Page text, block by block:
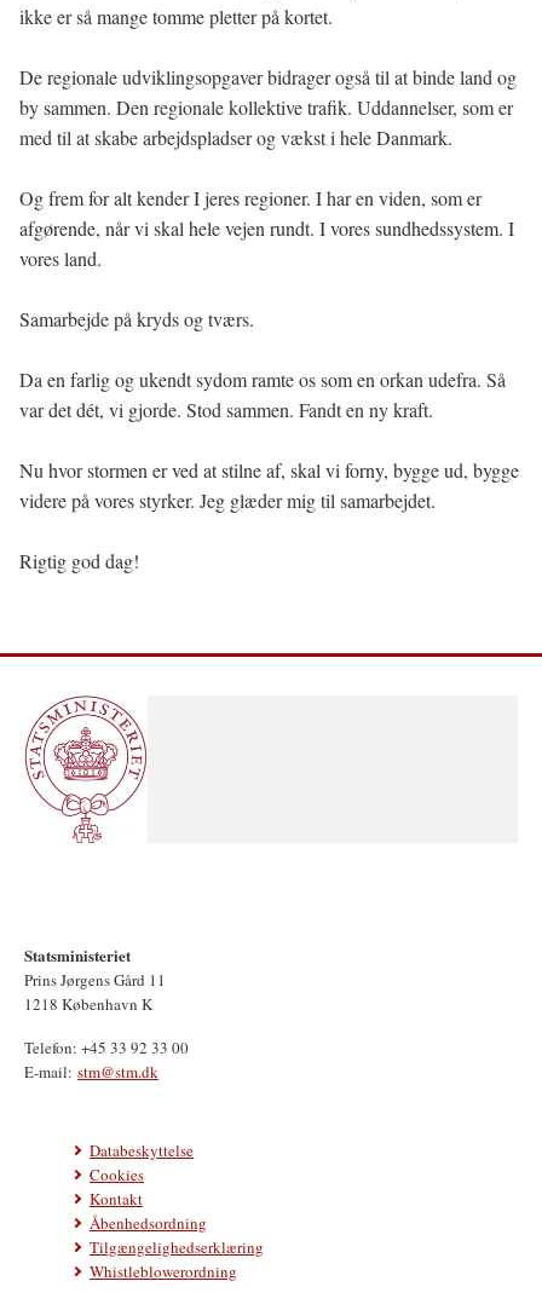
ikke er så mange tomme pletter på kortet.
De regionale udviklingsopgaver bidrager også til at binde land og
by sammen. Den regionale kollektive trafik. Uddannelser, som er
med til at skabe arbejdspladser og vækst i hele Danmark.
Og frem for alt kender I jeres regioner. I har en viden, som er
afgørende, når vi skal hele vejen rundt. I vores sundhedssystem. I
vores land.
Samarbejde på kryds og tværs.
Da en farlig og ukendt sydom ramte os som en orkan udefra. Så
var det dét, vi gjorde. Stod sammen. Fandt en ny kraft.
Nu hvor stormen er ved at stilne af, skal vi forny, bygge ud, bygge
videre på vores styrker. Jeg glæder mig til samarbejdet.
Rigtig god dag!
Statsministeriet
Prins Jørgens Gård 11
1218 København K
Telefon: +45 33 92 33 00
E-mail: stm@stm.dk
Databeskyttelse
Cookies
Kontakt
Åbenhedsordning
Tilgængelighedserklæring
Whistleblowerordning